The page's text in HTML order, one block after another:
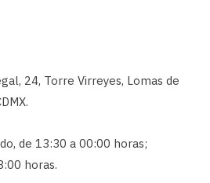
24, Torre Virreyes, Lomas de
de 13:30 a 00:00 horas;
horas.